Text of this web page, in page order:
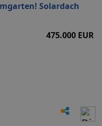
Solardach
475.000 EUR